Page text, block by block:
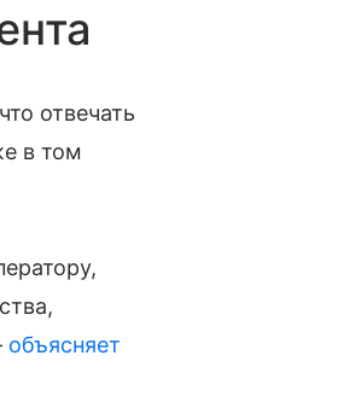
отвечать
в том
объясняет